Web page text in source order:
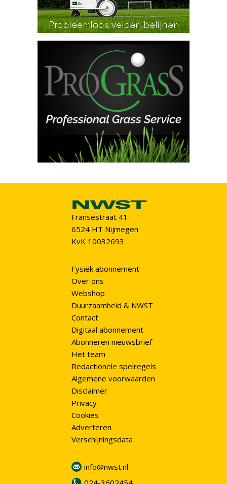
Fransestraat 41
6524 HT Nijmegen
KvK 10032693
Fysiek abonnement
Over ons
Webshop
Duurzaamheid & NWST
Contact
Digitaal abonnement
Abonneren nieuwsbrief
Het team
Redactionele spelregels
Algemene voorwaarden
Disclaimer
Privacy
Cookies
Adverteren
Verschijningsdata
info@nwst.nl